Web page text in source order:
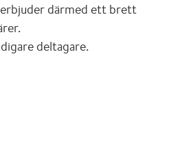
därmed ett brett
deltagare.